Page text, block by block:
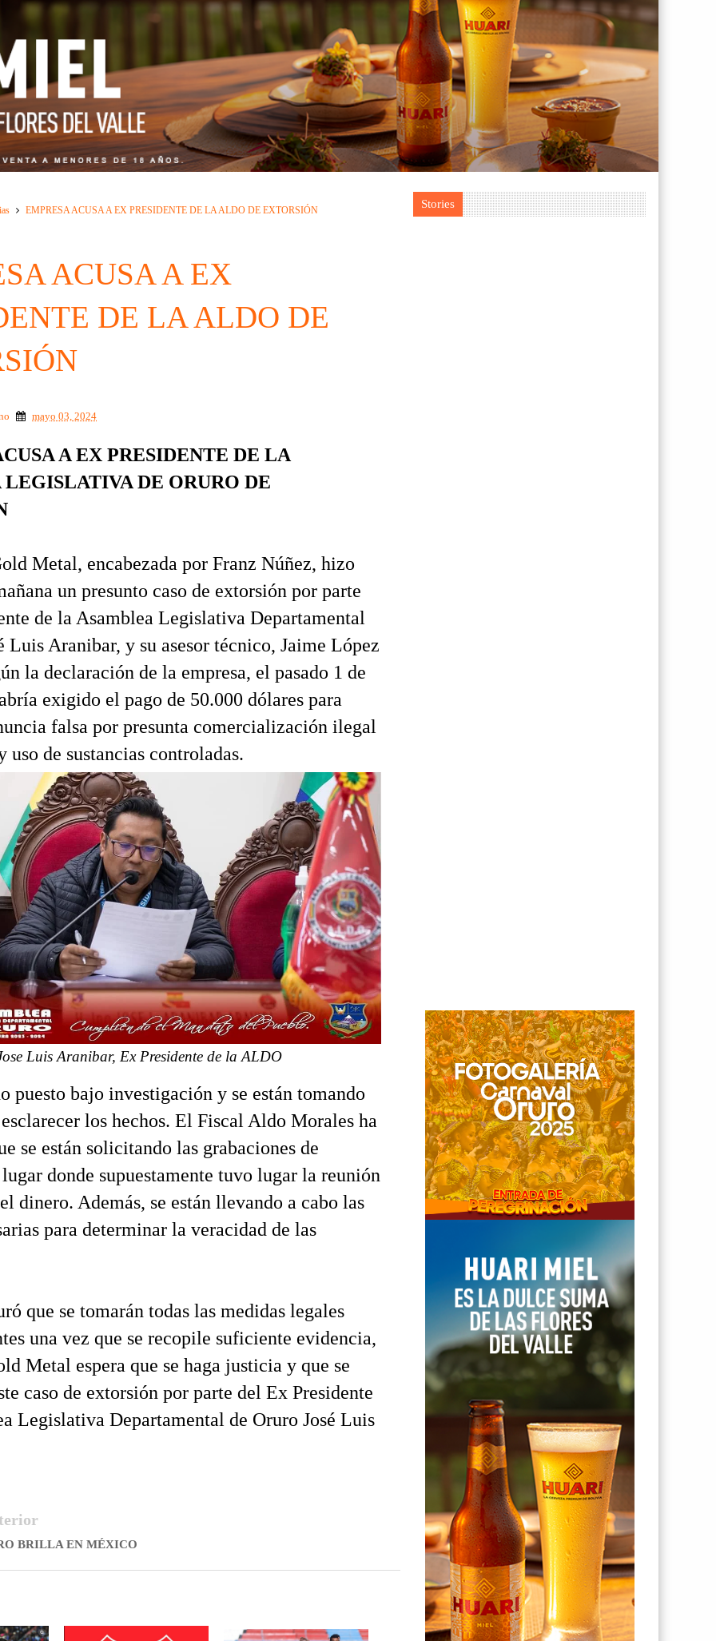
EMPRESA ACUSA A EX PRESIDENTE DE LA ALDO DE EXTORSIÓN
ACUSA A EX
DE LA ALDO DE
mayo 03, 2024
A EX PRESIDENTE DE LA
DE ORURO DE
Metal, encabezada por Franz Núñez, hizo
un presunto caso de extorsión por parte
de la Asamblea Legislativa Departamental
Luis Aranibar, y su asesor técnico, Jaime López
la declaración de la empresa, el pasado 1 de
exigido el pago de 50.000 dólares para
falsa por presunta comercialización ilegal
uso de sustancias controladas.
Luis Aranibar, Ex Presidente de la ALDO
puesto bajo investigación y se están tomando
los hechos. El Fiscal Aldo Morales ha
se están solicitando las grabaciones de
donde supuestamente tuvo lugar la reunión
dinero. Además, se están llevando a cabo las
para determinar la veracidad de las
que se tomarán todas las medidas legales
una vez que se recopile suficiente evidencia,
Metal espera que se haga justicia y que se
caso de extorsión por parte del Ex Presidente
Legislativa Departamental de Oruro José Luis
BRILLA EN MÉXICO
Stories